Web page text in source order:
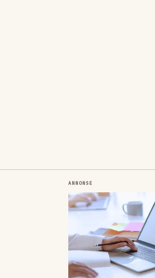
ANNONSE